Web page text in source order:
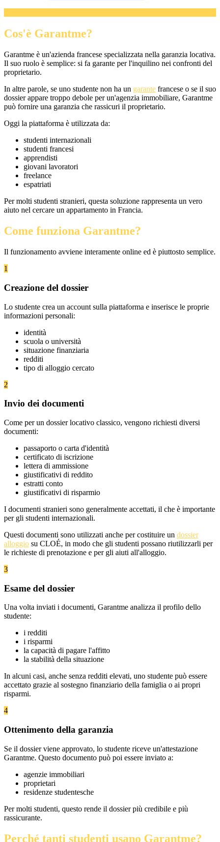
Cos'è Garantme?
Garantme è un'azienda francese specializzata nella garanzia locativa.
Il suo ruolo è semplice: si fa garante per l'inquilino nei confronti del
proprietario.
In altre parole, se uno studente non ha un garante francese o se il suo
dossier appare troppo debole per un'agenzia immobiliare, Garantme
può fornire una garanzia che rassicuri il proprietario.
Oggi la piattaforma è utilizzata da:
studenti internazionali
studenti francesi
apprendisti
giovani lavoratori
freelance
espatriati
Per molti studenti stranieri, questa soluzione rappresenta un vero
aiuto nel cercare un appartamento in Francia.
Come funziona Garantme?
Il funzionamento avviene interamente online ed è piuttosto semplice.
1
Creazione del dossier
Lo studente crea un account sulla piattaforma e inserisce le proprie
informazioni personali:
identità
scuola o università
situazione finanziaria
redditi
tipo di alloggio cercato
2
Invio dei documenti
Come per un dossier locativo classico, vengono richiesti diversi
documenti:
passaporto o carta d'identità
certificato di iscrizione
lettera di ammissione
giustificativi di reddito
estratti conto
giustificativi di risparmio
I documenti stranieri sono generalmente accettati, il che è importante
per gli studenti internazionali.
Questi documenti sono utilizzati anche per costituire un dossier
alloggio su CLOÉ, in modo che gli studenti possano riutilizzarli per
le richieste di prenotazione e per gli aiuti all'alloggio.
3
Esame del dossier
Una volta inviati i documenti, Garantme analizza il profilo dello
studente:
i redditi
i risparmi
la capacità di pagare l'affitto
la stabilità della situazione
In alcuni casi, anche senza redditi elevati, uno studente può essere
accettato grazie al sostegno finanziario della famiglia o ai propri
risparmi.
4
Ottenimento della garanzia
Se il dossier viene approvato, lo studente riceve un'attestazione
Garantme. Questo documento può poi essere inviato a:
agenzie immobiliari
proprietari
residenze studentesche
Per molti studenti, questo rende il dossier più credibile e più
rassicurante.
Perché tanti studenti usano Garantme?